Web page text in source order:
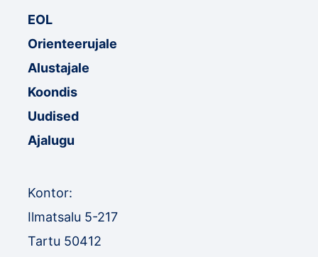
EOL
Orienteerujale
Alustajale
Koondis
Uudised
Ajalugu
Kontor:
Ilmatsalu 5-217
Tartu 50412